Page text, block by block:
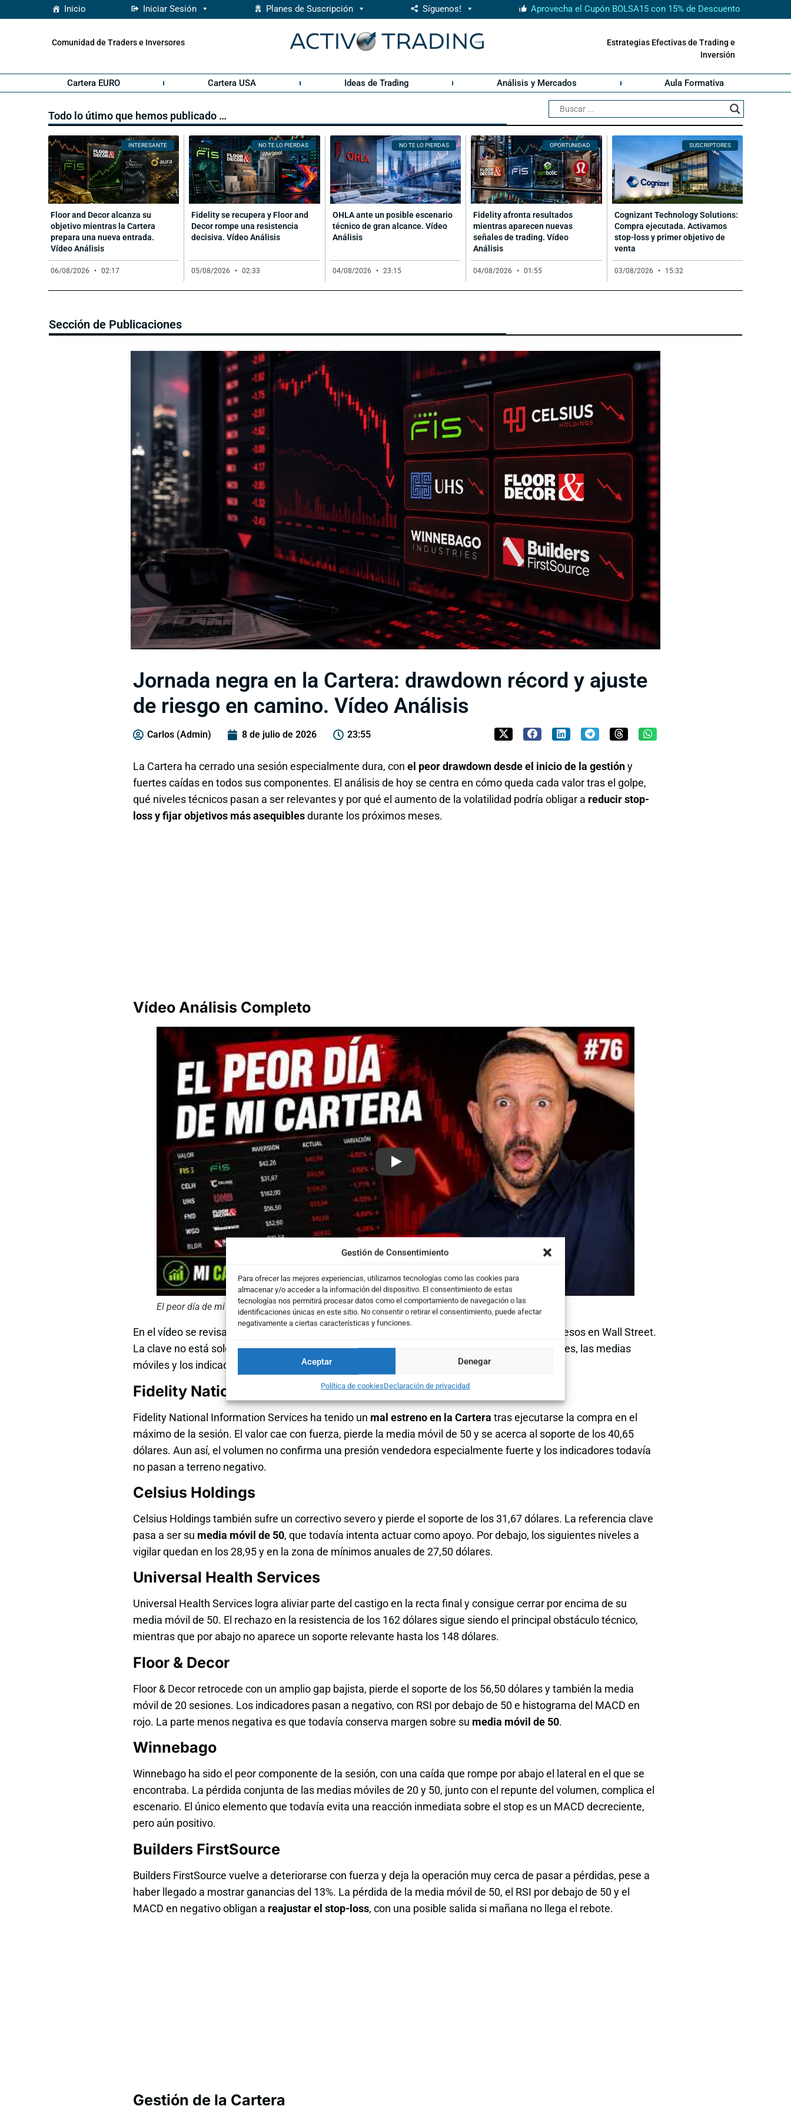
Gestión de Consentimiento
Para ofrecer las mejores experiencias, utilizamos tecnologías como las cookies para
almacenar y/o acceder a la información del dispositivo. El consentimiento de estas
tecnologías nos permitirá procesar datos como el comportamiento de navegación o las
identificaciones únicas en este sitio. No consentir o retirar el consentimiento, puede afectar
negativamente a ciertas características y funciones.
Aceptar Denegar
Política de cookiesDeclaración de privacidad
Inicio Iniciar Sesión Planes de Suscripción Síguenos! Aprovecha el Cupón BOLSA15 con 15% de Descuento
Comunidad de Traders e Inversores
Estrategias Efectivas de Trading e
Inversión
Cartera EURO Cartera USA Ideas de Trading Análisis y Mercados Aula Formativa
Todo lo útimo que hemos publicado …
INTERESANTE
Floor and Decor alcanza su
objetivo mientras la Cartera
prepara una nueva entrada.
Vídeo Análisis
06/08/2026 02:17
NO TE LO PIERDAS
Fidelity se recupera y Floor and
Decor rompe una resistencia
decisiva. Vídeo Análisis
05/08/2026 02:33
NO TE LO PIERDAS
OHLA ante un posible escenario
técnico de gran alcance. Vídeo
Análisis
04/08/2026 23:15
OPORTUNIDAD
Fidelity afronta resultados
mientras aparecen nuevas
señales de trading. Vídeo
Análisis
04/08/2026 01:55
SUSCRIPTORES
Cognizant Technology Solutions:
Compra ejecutada. Activamos
stop-loss y primer objetivo de
venta
03/08/2026 15:32
Sección de Publicaciones
Jornada negra en la Cartera: drawdown récord y ajuste
de riesgo en camino. Vídeo Análisis
Carlos (Admin) 8 de julio de 2026 23:55
La Cartera ha cerrado una sesión especialmente dura, con el peor drawdown desde el inicio de la gestióny
fuertes caídas en todos sus componentes. El análisis de hoy se centra en cómo queda cada valor tras el golpe,
qué niveles técnicos pasan a ser relevantes y por qué el aumento de la volatilidad podría obligar a reducir stop-
loss y fijar objetivos más asequiblesdurante los próximos meses.
Vídeo Análisis Completo
Play
El peor día de mi cartera (y lo que hice después)
En el vídeo se revisa la situación técnica de toda la Cartera tras una jornada de fuertes retrocesos en Wall Street.
La clave no está solo en la caída diaria, sino en cómo han quedado las estructuras, los soportes, las medias
móviles y los indicadores técnicos tras el correctivo.
Fidelity National Information Services
Fidelity National Information Services ha tenido un mal estreno en la Cartera tras ejecutarse la compra en el
máximo de la sesión. El valor cae con fuerza, pierde la media móvil de 50 y se acerca al soporte de los 40,65
dólares. Aun así, el volumen no confirma una presión vendedora especialmente fuerte y los indicadores todavía
no pasan a terreno negativo.
Celsius Holdings
Celsius Holdings también sufre un correctivo severo y pierde el soporte de los 31,67 dólares. La referencia clave
pasa a ser su media móvil de 50, que todavía intenta actuar como apoyo. Por debajo, los siguientes niveles a
vigilar quedan en los 28,95 y en la zona de mínimos anuales de 27,50 dólares.
Universal Health Services
Universal Health Services logra aliviar parte del castigo en la recta final y consigue cerrar por encima de su
media móvil de 50. El rechazo en la resistencia de los 162 dólares sigue siendo el principal obstáculo técnico,
mientras que por abajo no aparece un soporte relevante hasta los 148 dólares.
Floor & Decor
Floor & Decor retrocede con un amplio gap bajista, pierde el soporte de los 56,50 dólares y también la media
móvil de 20 sesiones. Los indicadores pasan a negativo, con RSI por debajo de 50 e histograma del MACD en
rojo. La parte menos negativa es que todavía conserva margen sobre su media móvil de 50.
Winnebago
Winnebago ha sido el peor componente de la sesión, con una caída que rompe por abajo el lateral en el que se
encontraba. La pérdida conjunta de las medias móviles de 20 y 50, junto con el repunte del volumen, complica el
escenario. El único elemento que todavía evita una reacción inmediata sobre el stop es un MACD decreciente,
pero aún positivo.
Builders FirstSource
Builders FirstSource vuelve a deteriorarse con fuerza y deja la operación muy cerca de pasar a pérdidas, pese a
haber llegado a mostrar ganancias del 13%. La pérdida de la media móvil de 50, el RSI por debajo de 50 y el
MACD en negativo obligan a reajustar el stop-loss, con una posible salida si mañana no llega el rebote.
Gestión de la Cartera